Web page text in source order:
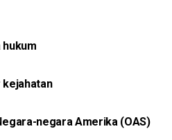
kejahatan
negara Amerika (OAS)